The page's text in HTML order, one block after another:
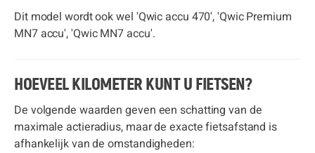
Dit model wordt ook wel 'Qwic accu 470', 'Qwic Premium
MN7 accu', 'Qwic MN7 accu'.
HOEVEEL KILOMETER KUNT U FIETSEN?
De volgende waarden geven een schatting van de
maximale actieradius, maar de exacte fietsafstand is
afhankelijk van de omstandigheden: